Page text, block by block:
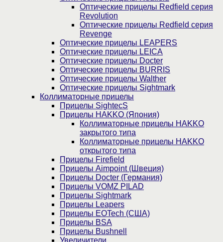
Оптические прицелы Redfield серия
Revolution
Оптические прицелы Redfield серия
Revenge
Оптические прицелы LEAPERS
Оптические прицелы LEICA
Оптические прицелы Docter
Оптические прицелы BURRIS
Оптические прицелы Walther
Оптические прицелы Sightmark
Коллиматорные прицелы
Прицелы SightecS
Прицелы HAKKO (Япония)
Коллиматорные прицелы HAKKO
закрытого типа
Коллиматорные прицелы HAKKO
открытого типа
Прицелы Firefield
Прицелы Aimpoint (Швеция)
Прицелы Docter (Германия)
Прицелы VOMZ PILAD
Прицелы Sightmark
Прицелы Leapers
Прицелы EOTech (США)
Прицелы BSA
Прицелы Bushnell
Увеличители